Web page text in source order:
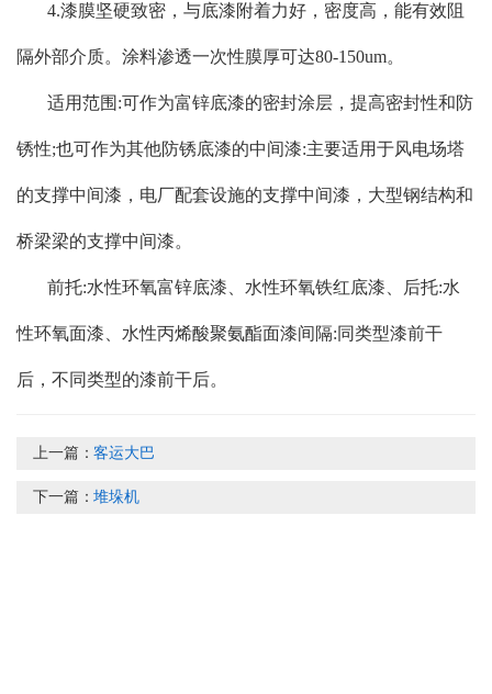
4.漆膜坚硬致密，与底漆附着力好，密度高，能有效阻
隔外部介质。涂料渗透一次性膜厚可达80-150um。
适用范围:可作为富锌底漆的密封涂层，提高密封性和防
锈性;也可作为其他防锈底漆的中间漆:主要适用于风电场塔
的支撑中间漆，电厂配套设施的支撑中间漆，大型钢结构和
桥梁梁的支撑中间漆。
前托:水性环氧富锌底漆、水性环氧铁红底漆、后托:水
性环氧面漆、水性丙烯酸聚氨酯面漆间隔:同类型漆前干
后，不同类型的漆前干后。
上一篇：客运大巴
下一篇：堆垛机